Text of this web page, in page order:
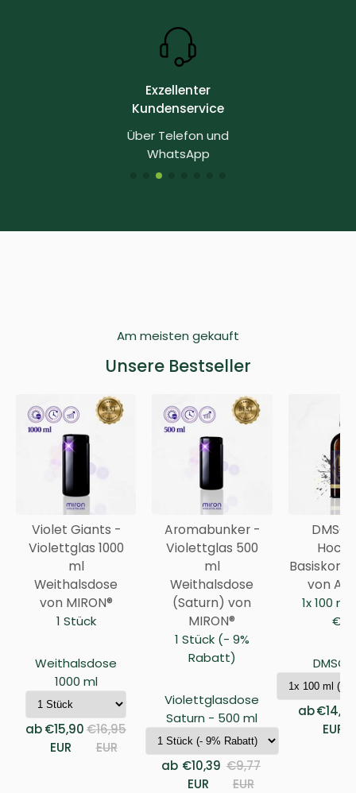
Exzellenter
Kundenservice
Über Telefon und
WhatsApp
Am meisten gekauft
Unsere Bestseller
Violet Giants -
Violettglas 1000
ml
Weithalsdose
von MIRON®
1 Stück
Weithalsdose
1000 ml
ab
€16,95
EUR
€15,90
EUR
Aromabunker -
Violettglas 500
ml
Weithalsdose
(Saturn) von
MIRON®
1 Stück (- 9%
Rabatt)
Violettglasdose
Saturn - 500 ml
ab
€9,77
EUR
€10,39
EUR
DMSO
von
1x 100 ml
€ /
DMSO
ab
EUR